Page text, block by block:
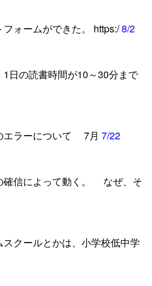
ォームができた。 https:/8/2
日の読書時間が10～30分まで
ラーについて 7月 7/22
確信によって動く。 なぜ、そ
クールとかは、小学校低中学